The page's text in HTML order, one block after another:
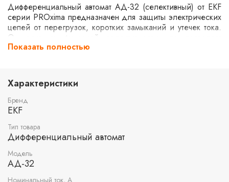
Дифференциальный автомат АД-32 (селективный) от EKF
серии PROxima предназначен для защиты электрических
цепей от перегрузок, коротких замыканий и утечек тока.
Он оснащен функцией селективности, что позволяет
избежать ложных срабатываний в сложных системах.
подходящим для использования в бытовых и
промышленных установках.
Показать полностью
Характеристики
Бренд
EKF
Тип товара
Дифференциальный автомат
Модель
АД-32